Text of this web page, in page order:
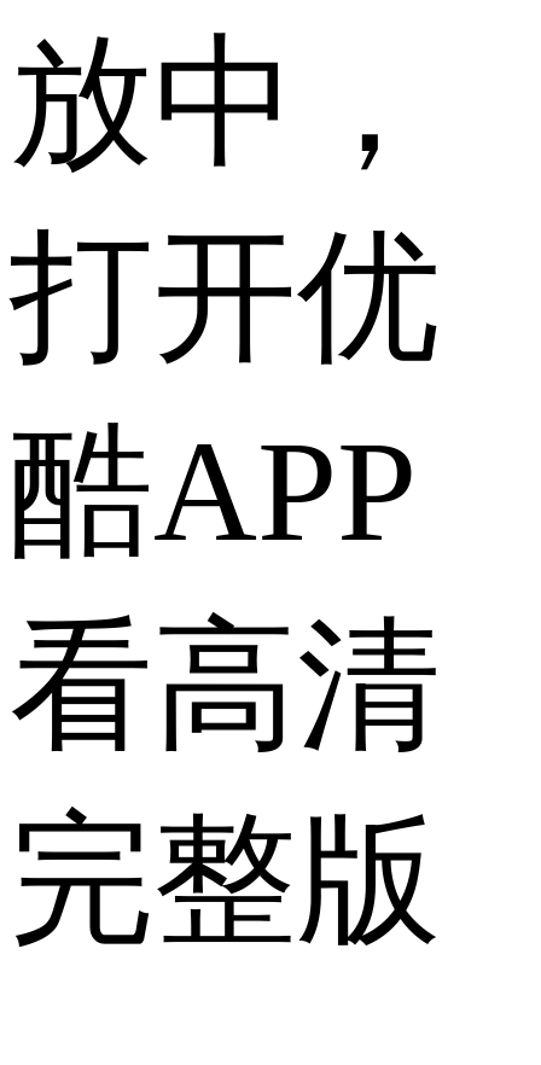
放中，
打开优
酷APP
看高清
完整版